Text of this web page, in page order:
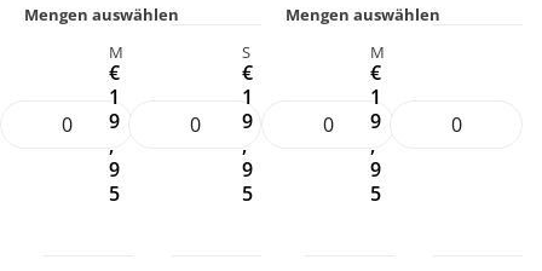
Mengen auswählen
M
€
1
9
,
9
5
Mengen auswählen
S
€
1
9
,
9
5
M
€
1
9
,
9
5